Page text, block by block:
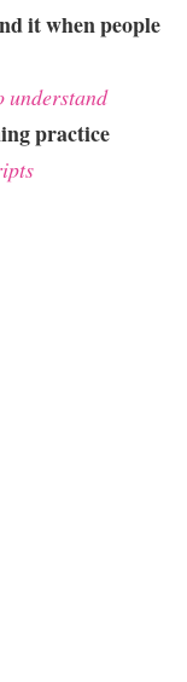
it when people
understand
practice